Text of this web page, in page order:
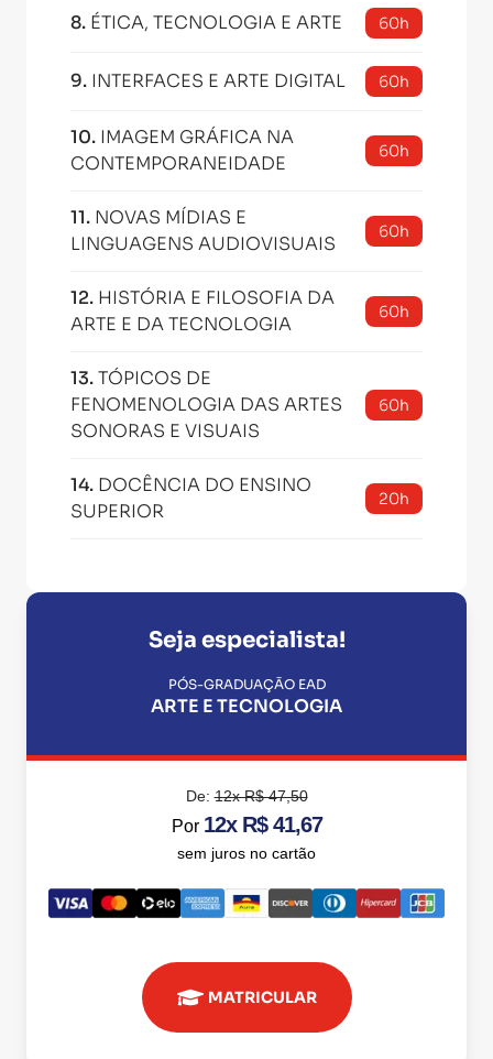
8. ÉTICA, TECNOLOGIA E ARTE 60h
9. INTERFACES E ARTE DIGITAL 60h
10. IMAGEM GRÁFICA NA
CONTEMPORANEIDADE
60h
11. NOVAS MÍDIAS E
LINGUAGENS AUDIOVISUAIS
60h
12. HISTÓRIA E FILOSOFIA DA
ARTE E DA TECNOLOGIA
60h
13.TÓPICOS DE
FENOMENOLOGIA DAS ARTES
SONORAS E VISUAIS
60h
14. DOCÊNCIA DO ENSINO
SUPERIOR
20h
Seja especialista!
PÓS-GRADUAÇÃO EAD
ARTE E TECNOLOGIA
De:12x R$ 47,50
Por 12x R$ 41,67
sem juros no cartão
MATRICULAR